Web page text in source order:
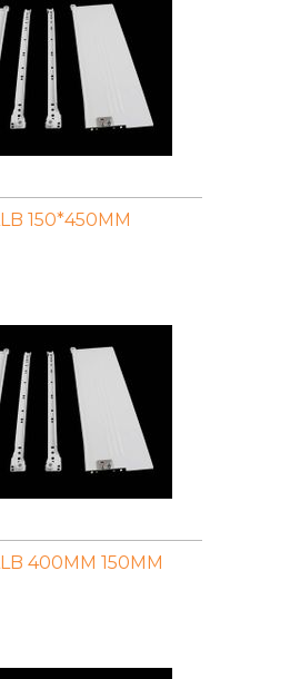
150*450MM
400MM 150MM